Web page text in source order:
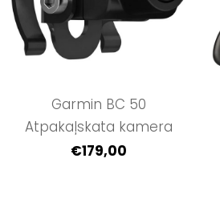
Garmin BC 50
Atpakaļskata kamera
€179,00